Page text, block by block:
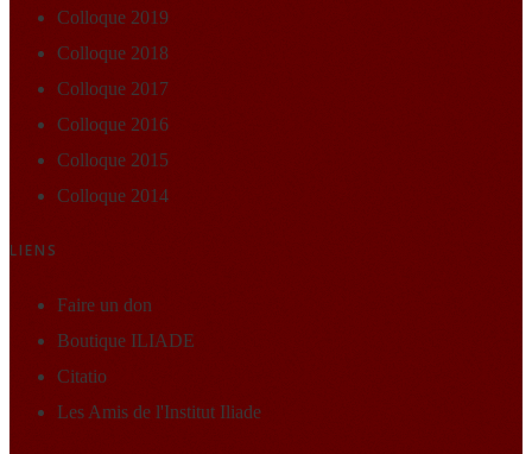
Colloque 2019
Colloque 2018
Colloque 2017
Colloque 2016
Colloque 2015
Colloque 2014
LIENS
Faire un don
Boutique ILIADE
Citatio
Les Amis de l'Institut Iliade